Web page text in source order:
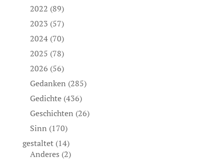
2022 (89)
2023 (57)
2024(70)
2025 (78)
2026 (56)
Gedanken (285)
Gedichte(436)
Geschichten (26)
Sinn (170)
gestaltet(14)
Anderes (2)